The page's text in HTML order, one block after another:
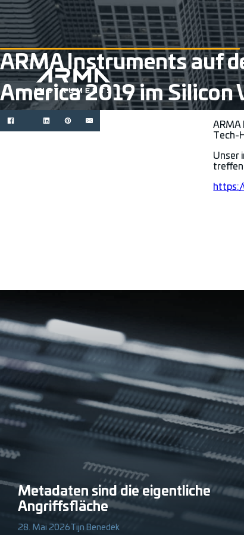
ARMA Instruments auf
America 2019 im Silicon
Tech-
Unser
treffen.
Metadaten sind die eigentliche
Angriffsfläche
28. Mai 2026 Tijn Benedek